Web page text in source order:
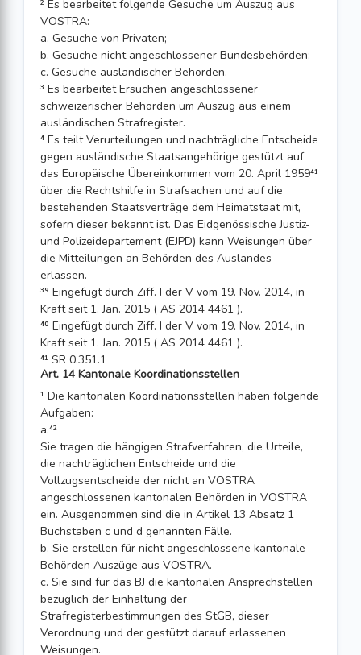
² Es bearbeitet folgende Gesuche um Auszug aus
VOSTRA:
a. Gesuche von Privaten;
b. Gesuche nicht angeschlossener Bundesbehörden;
c. Gesuche ausländischer Behörden.
³ Es bearbeitet Ersuchen angeschlossener
schweizerischer Behörden um Auszug aus einem
ausländischen Strafregister.
⁴ Es teilt Verurteilungen und nachträgliche Entscheide
gegen ausländische Staatsangehörige gestützt auf
das Europäische Übereinkommen vom 20. April 1959⁴¹
über die Rechtshilfe in Strafsachen und auf die
bestehenden Staatsverträge dem Heimatstaat mit,
sofern dieser bekannt ist. Das Eidgenössische Justiz-
und Polizeidepartement (EJPD) kann Weisungen über
die Mitteilungen an Behörden des Auslandes
erlassen.
³⁹ Eingefügt durch Ziff. I der V vom 19. Nov. 2014, in
Kraft seit 1. Jan. 2015 ( AS 2014 4461 ).
⁴⁰ Eingefügt durch Ziff. I der V vom 19. Nov. 2014, in
Kraft seit 1. Jan. 2015 ( AS 2014 4461 ).
⁴¹ SR 0.351.1
Art. 14 Kantonale Koordinationsstellen
¹ Die kantonalen Koordinationsstellen haben folgende
Aufgaben:
a.⁴²
Sie tragen die hängigen Strafverfahren, die Urteile,
die nachträglichen Entscheide und die
Vollzugsentscheide der nicht an VOSTRA
angeschlossenen kantonalen Behörden in VOSTRA
ein. Ausgenommen sind die in Artikel 13 Absatz 1
Buchstaben c und d genannten Fälle.
b. Sie erstellen für nicht angeschlossene kantonale
Behörden Auszüge aus VOSTRA.
c. Sie sind für das BJ die kantonalen Ansprechstellen
bezüglich der Einhaltung der
Strafregisterbestimmungen des StGB, dieser
Verordnung und der gestützt darauf erlassenen
Weisungen.